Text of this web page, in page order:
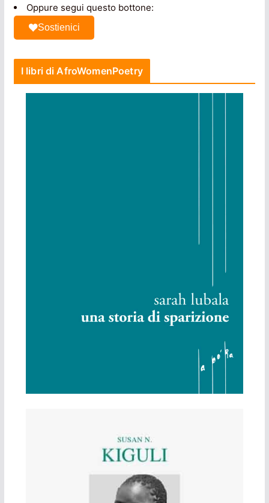
Oppure segui questo bottone:
Sostienici
I libri di AfroWomenPoetry